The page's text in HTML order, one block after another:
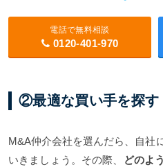
電話で無料相談
0120-401-970
②最適な買い手を探す
M&A仲介会社を選んだら、自社
いきましょう。その際、
どのよ